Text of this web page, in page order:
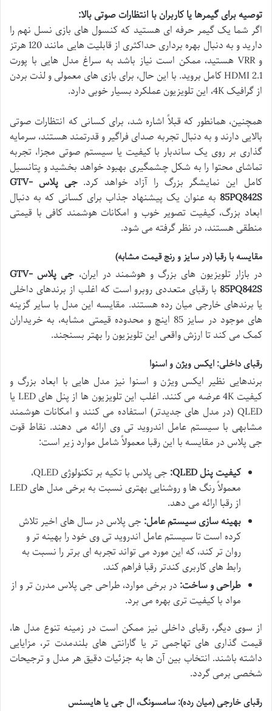
توصیه برای گیمرها یا کاربران با انتظارات صوتی بالا:
اگر شما یک گیمر حرفه ای هستید که کنسول های بازی نسل نهم را
دارید و به دنبال بهره برداری حداکثری از قابلیت هایی مانند 120 هرتز
و VRR هستید، ممکن است نیاز باشد به سراغ مدل هایی با پورت
HDMI 2.1 کامل بروید. با این حال، برای بازی های معمولی و لذت بردن
از گرافیک 4K، این تلویزیون عملکرد بسیار خوبی دارد.
همچنین، همانطور که قبلاً اشاره شد، برای کسانی که انتظارات صوتی
بالایی دارند و به دنبال تجربه صدای فراگیر و قدرتمند هستند، سرمایه
گذاری بر روی یک ساندبار با کیفیت یا سیستم صوتی مجزا، تجربه
تماشای محتوا را به شکل چشمگیری بهبود خواهد بخشید و پتانسیل
کامل این نمایشگر بزرگ را آزاد خواهد کرد.
جی پلاس GTV-
85PQ842S به عنوان یک پیشنهاد جذاب برای کسانی که به دنبال
ابعاد بزرگ، کیفیت تصویر خوب و امکانات هوشمند کافی با قیمتی
منطقی هستند، در نظر گرفته می شود.
مقایسه با رقبا (در سایز و رنج قیمت مشابه)
در بازار تلویزیون های بزرگ و هوشمند در ایران،
جی پلاس GTV-
85PQ842S با رقبای متعددی روبرو است که اغلب از برندهای داخلی
یا برندهای خارجی میان رده هستند. مقایسه این مدل با سایر گزینه
های موجود در سایز 85 اینچ و محدوده قیمتی مشابه، به خریداران
کمک می کند تا ارزش واقعی این تلویزیون را بهتر بسنجند.
رقبای داخلی: ایکس ویژن و اسنوا
برندهایی نظیر ایکس ویژن و اسنوا نیز مدل هایی با ابعاد بزرگ و
کیفیت 4K عرضه می کنند. اغلب این تلویزیون ها از پنل های LED یا
QLED (در مدل های جدیدتر) استفاده می کنند و امکانات هوشمند
مشابهی با سیستم عامل اندروید تی وی ارائه می دهند. نقاط قوت
جی پلاس در مقایسه با این رقبا معمولاً شامل موارد زیر است:
کیفیت پنل QLED:
جی پلاس با تکیه بر تکنولوژی QLED،
معمولاً رنگ ها و روشنایی بهتری نسبت به برخی مدل های LED
از رقبا ارائه می دهد.
بهینه سازی سیستم عامل: جی پلاس در سال های اخیر تلاش
کرده است تا سیستم عامل اندروید تی وی خود را بهینه تر و
روان تر کند، که این مورد می تواند تجربه ای برتر را نسبت به
رابط های کاربری کندتر رقبا فراهم کند.
طراحی و ساخت: در برخی موارد، طراحی جی پلاس مدرن تر و از
مواد با کیفیت تری بهره می برد.
از سوی دیگر، رقبای داخلی نیز ممکن است در زمینه تنوع مدل ها،
قیمت گذاری های تهاجمی تر یا گارانتی های بلندمدت تر، مزایایی
داشته باشند. انتخاب بین آن ها به جزئیات دقیق هر مدل و ترجیحات
شخصی برمی گردد.
رقبای خارجی (میان رده): سامسونگ، ال جی یا هایسنس